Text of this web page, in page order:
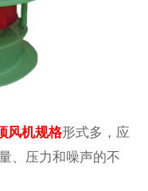
风机规格形式多，应
、压力和噪声的不